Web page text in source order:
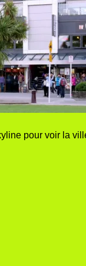
pour voir la